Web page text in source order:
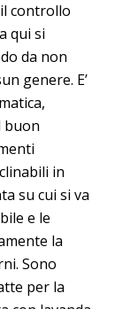
controllo
qui si
da non
genere. E’
buon
in
su cui si va
e le
la
Sono
per la